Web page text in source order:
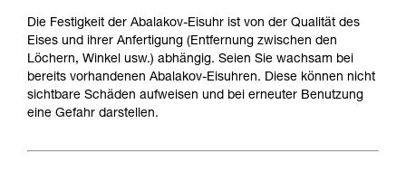
Die Festigkeit der Abalakov-Eisuhr ist von der Qualität des
Eises und ihrer Anfertigung (Entfernung zwischen den
Löchern, Winkel usw.) abhängig. Seien Sie wachsam bei
bereits vorhandenen Abalakov-Eisuhren. Diese können nicht
sichtbare Schäden aufweisen und bei erneuter Benutzung
eine Gefahr darstellen.